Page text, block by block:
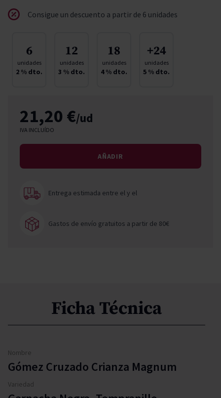
Consigue un descuento a partir de 6 unidades
6
unidades
2 % dto.
12
unidades
3 % dto.
18
unidades
4% dto.
+24
unidades
5 % dto.
21,20 €/ud
IVA INCLUÍDO
AÑADIR
Entrega estimada entre ely el
Gastos de envío gratuitos a partir de 80€
Ficha Técnica
Nombre
Gómez Cruzado Crianza Magnum
Variedad